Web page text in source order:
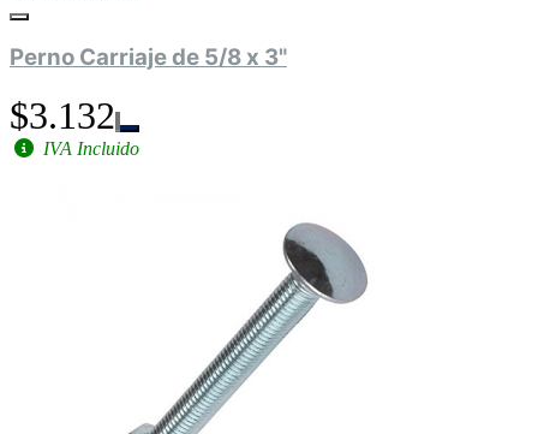
Perno Carriaje de 5/8 x 3"
$3.132
IVA Incluido